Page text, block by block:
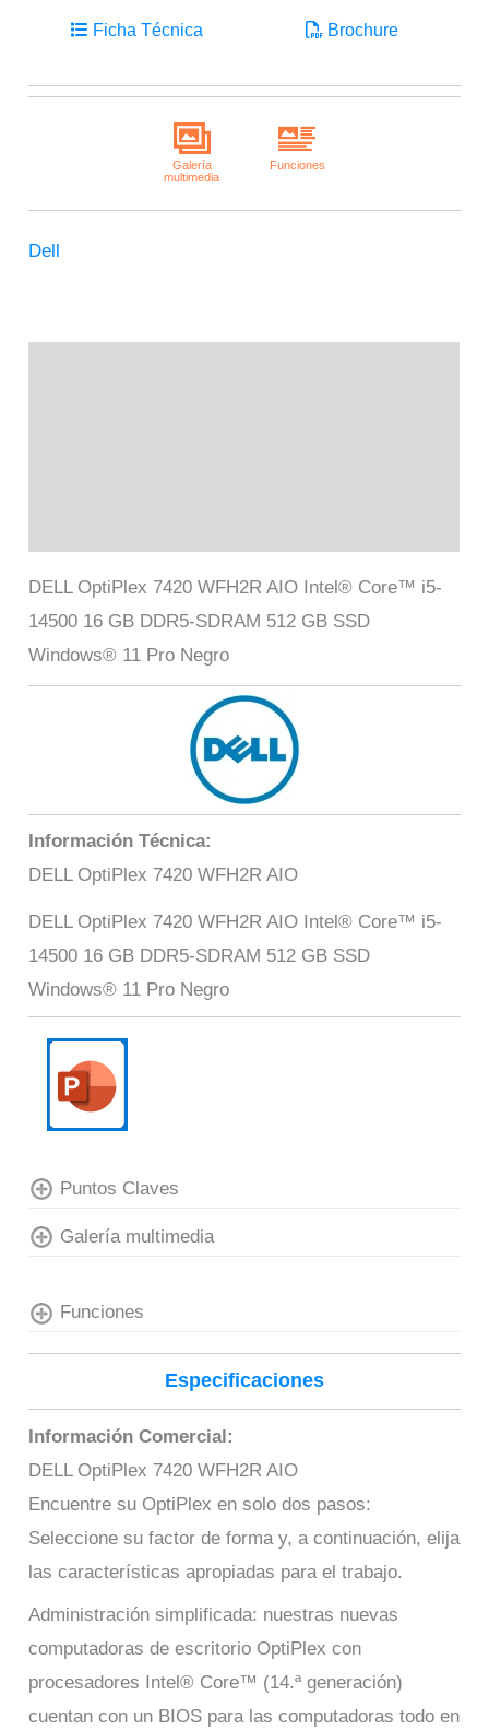
Ficha Técnica Brochure
Dell
DELL OptiPlex 7420 WFH2R AIO Intel® Core™ i5-
14500 16 GB DDR5-SDRAM 512 GB SSD
Windows® 11 Pro Negro
Información Técnica:
DELL OptiPlex 7420 WFH2R AIO
DELL OptiPlex 7420 WFH2R AIO Intel® Core™ i5-
14500 16 GB DDR5-SDRAM 512 GB SSD
Windows® 11 Pro Negro
Puntos Claves
Galería multimedia
Funciones
Especificaciones
Información Comercial:
DELL OptiPlex 7420 WFH2R AIO
Encuentre su OptiPlex en solo dos pasos:
Seleccione su factor de forma y, a continuación, elija
las características apropiadas para el trabajo.
Administración simplificada: nuestras nuevas
computadoras de escritorio OptiPlex con
procesadores Intel® Core™ (14.ª generación)
cuentan con un BIOS para las computadoras todo en